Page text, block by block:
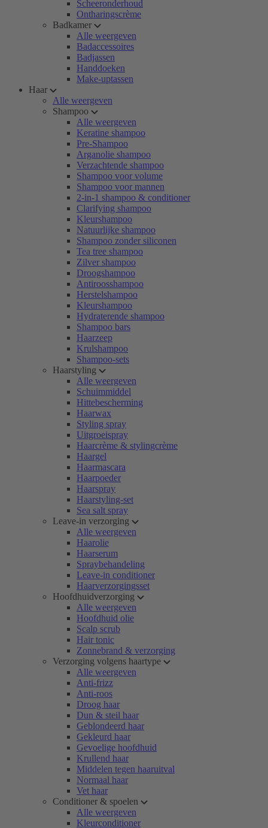
Scheeronderhoud
Ontharingscrème
Badkamer
Alle weergeven
Badaccessoires
Badjassen
Handdoeken
Make-uptassen
Haar
Alle weergeven
Shampoo
Alle weergeven
Keratine shampoo
Pre-Shampoo
Arganolie shampoo
Verzachtende shampoo
Shampoo voor volume
Shampoo voor mannen
2-in-1 shampoo & conditioner
Clarifying shampoo
Kleurshampoo
Natuurlijke shampoo
Shampoo zonder siliconen
Tea tree shampoo
Zilver shampoo
Droogshampoo
Antiroosshampoo
Herstelshampoo
Kleurshampoo
Hydraterende shampoo
Shampoo bars
Haarzeep
Krulshampoo
Shampoo-sets
Haarstyling
Alle weergeven
Schuimmiddel
Hittebescherming
Haarwax
Styling spray
Uitgroeispray
Haarcrème & stylingcrème
Haargel
Haarmascara
Haarpoeder
Haarspray
Haarstyling-set
Sea salt spray
Leave-in verzorging
Alle weergeven
Haarolie
Haarserum
Spraybehandeling
Leave-in conditioner
Haarverzorgingsset
Hoofdhuidverzorging
Alle weergeven
Hoofdhuid olie
Scalp scrub
Hair tonic
Zonnebrand & verzorging
Verzorging volgens haartype
Alle weergeven
Anti-frizz
Anti-roos
Droog haar
Dun & steil haar
Geblondeerd haar
Gekleurd haar
Gevoelige hoofdhuid
Krullend haar
Middelen tegen haaruitval
Normaal haar
Vet haar
Conditioner & spoelen
Alle weergeven
Kleurconditioner